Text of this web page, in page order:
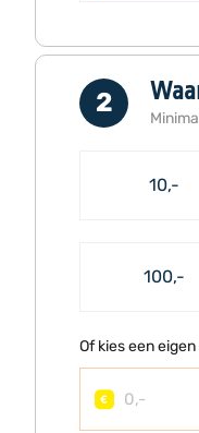
10,-
100,-
Of kies een